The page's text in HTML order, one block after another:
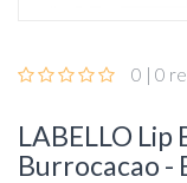
0 | 0
LABELLO
Burrocacao -